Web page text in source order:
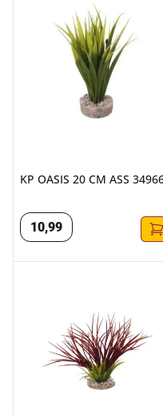
KP OASIS 20 CM ASS
10,99